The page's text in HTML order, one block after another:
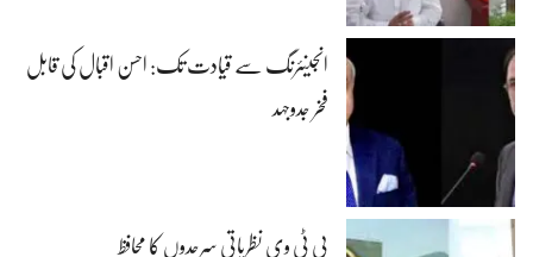
انجینئرنگ سے قیادت تک: احسن اقبال کی قابل
فخر جدوجہد
پی ٹی وی نظریاتی سرحدوں کا محافظ